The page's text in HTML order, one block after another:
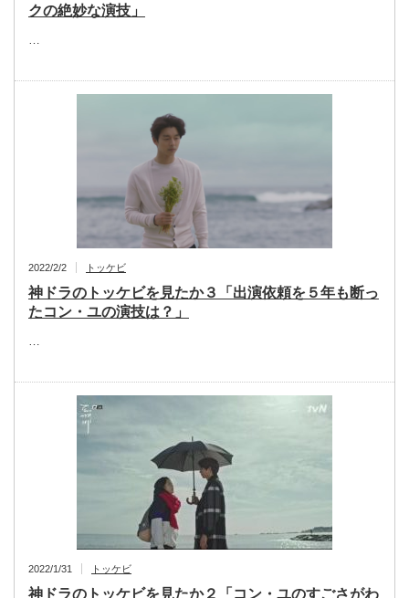
クの絶妙な演技」
…
2022/2/2 トッケビ
神ドラのトッケビを見たか３「出演依頼を５年も断っ
たコン・ユの演技は？」
…
2022/1/31 トッケビ
神ドラのトッケビを見たか２「コン・ユのすごさがわ